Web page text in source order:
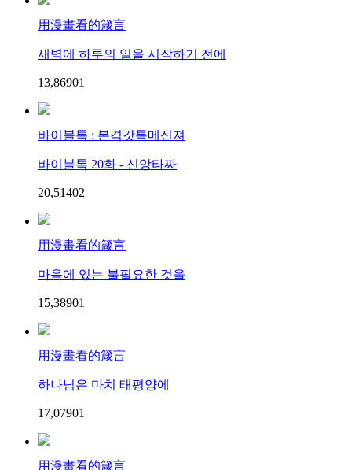
用漫畫看的箴言
새벽에 하루의 일을 시작하기 전에
13,86901
바이블톡 : 본격갓톡메신져
바이블톡 20화 - 신앙타짜
20,51402
用漫畫看的箴言
마음에 있는 불필요한 것을
15,38901
用漫畫看的箴言
하나님은 마치 태평양에
17,07901
用漫畫看的箴言